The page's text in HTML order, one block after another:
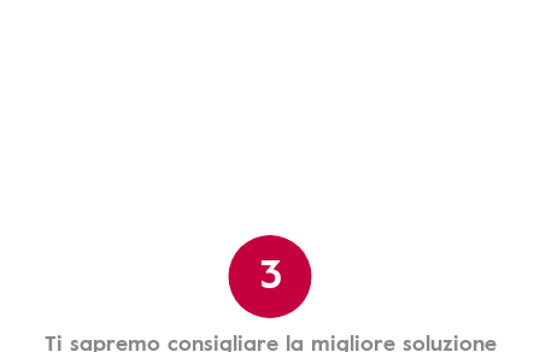
3
Ti sapremo consigliare la migliore soluzione